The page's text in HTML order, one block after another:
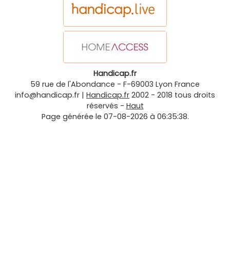
Handicap.fr
59 rue de l'Abondance - F-69003 Lyon France
info@handicap.fr | Handicap.fr 2002 - 2018 tous droits
réservés - Haut
Page générée le 07-08-2026 à 06:35:38.